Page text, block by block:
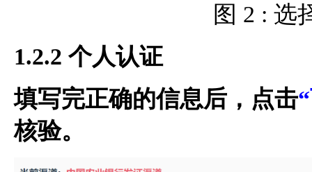
图 2 : 选
1.2.2 个人认证
填写完正确的信息后，点击
核验。